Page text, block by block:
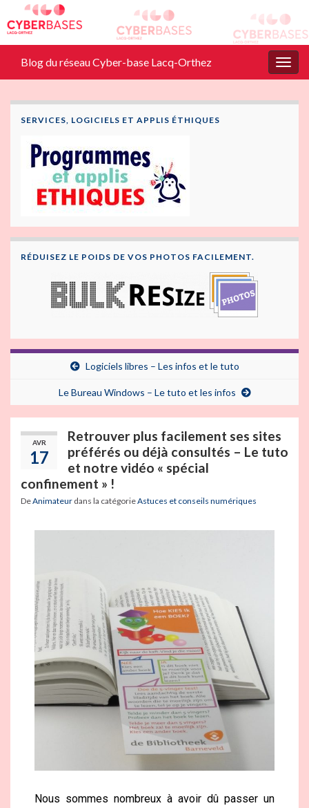
Blog du réseau Cyber-base Lacq-Orthez
SERVICES, LOGICIELS ET APPLIS ÉTHIQUES
RÉDUISEZ LE POIDS DE VOS PHOTOS FACILEMENT.
Logiciels libres – Les infos et le tuto
Le Bureau Windows – Le tuto et les infos
AVR
17
Retrouver plus facilement ses sites
préférés ou déjà consultés – Le tuto
et notre vidéo « spécial
confinement » !
DeAnimateur dans la catégorieAstuces et conseils numériques
Nous sommes nombreux à avoir dû passer un